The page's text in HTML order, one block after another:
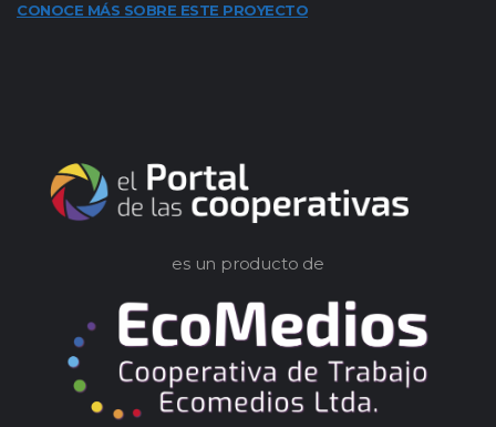
CONOCE MÁS SOBRE ESTE PROYECTO
es un producto de